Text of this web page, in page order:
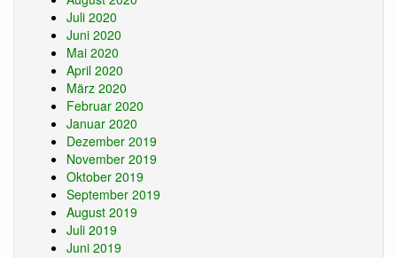
Juli 2020
Juni 2020
Mai 2020
April 2020
März 2020
Februar 2020
Januar 2020
Dezember 2019
November 2019
Oktober 2019
September 2019
August 2019
Juli 2019
Juni 2019